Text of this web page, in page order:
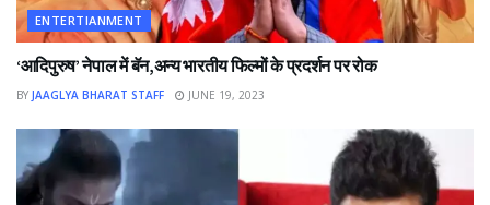
ENTERTIANMENT
‘आदिपुरुष’ नेपाल में बॅन,अन्य भारतीय फिल्मों के प्रदर्शन पर रोक
BY JAAGLYA BHARAT STAFF JUNE 19, 2023